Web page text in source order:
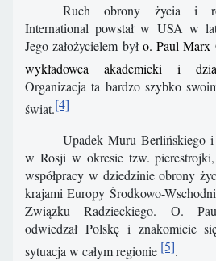
Ruch obrony życia i
International powstał w USA w
Jego założycielem był o. Paul Marx
wykładowca akademicki i
Organizacja ta bardzo szybko
świat.[4]
Upadek Muru Berlińskiego i
w Rosji w okresie tzw.
współpracy w dziedzinie obrony
krajami Europy Środkowo-
Związku Radzieckiego. О.
odwiedzał Polskę i znakomicie
sytuacja w całym regionie [5].